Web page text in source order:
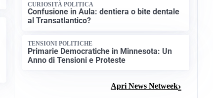
CURIOSITÀ POLITICA
Confusione in Aula: dentiera o bite dentale
al Transatlantico?
TENSIONI POLITICHE
Primarie Democratiche in Minnesota: Un
Anno di Tensioni e Proteste
Apri News Netweek